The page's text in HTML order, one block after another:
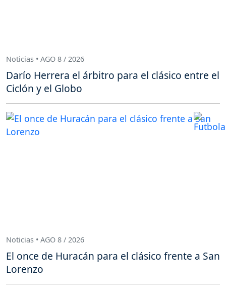
Noticias • AGO 8 / 2026
Darío Herrera el árbitro para el clásico entre el
Ciclón y el Globo
Noticias • AGO 8 / 2026
El once de Huracán para el clásico frente a San
Lorenzo